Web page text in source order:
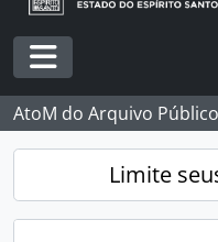
Toggle navigation
AtoM do Arquivo
Limite